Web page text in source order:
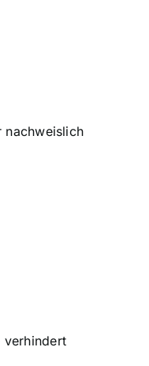
nachweislich
verhindert